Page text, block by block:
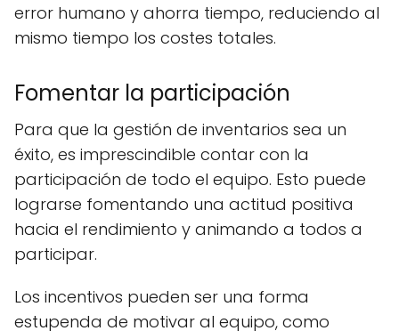
error humano y ahorra tiempo, reduciendo al
mismo tiempo los costes totales.
Fomentar la participación
Para que la gestión de inventarios sea un
éxito, es imprescindible contar con la
participación de todo el equipo. Esto puede
lograrse fomentando una actitud positiva
hacia el rendimiento y animando a todos a
participar.
Los incentivos pueden ser una forma
estupenda de motivar al equipo, como